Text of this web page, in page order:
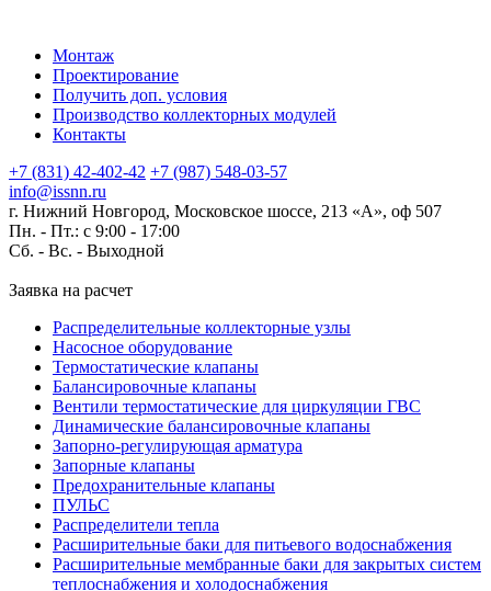
Монтаж
Проектирование
Получить доп. условия
Производство коллекторных модулей
Контакты
+7 (831) 42-402-42 +7 (987) 548-03-57
info@issnn.ru
г. Нижний Новгород, Московское шоссе, 213 «А», оф 507
Пн. - Пт.: с 9:00 - 17:00
Сб. - Вс. - Выходной
Заявка на расчет
Распределительные коллекторные узлы
Насосное оборудование
Термостатические клапаны
Балансировочные клапаны
Вентили термостатические для циркуляции ГВС
Динамические балансировочные клапаны
Запорно-регулирующая арматура
Запорные клапаны
Предохранительные клапаны
ПУЛЬС
Распределители тепла
Расширительные баки для питьевого водоснабжения
Расширительные мембранные баки для закрытых систем
теплоснабжения и холодоснабжения